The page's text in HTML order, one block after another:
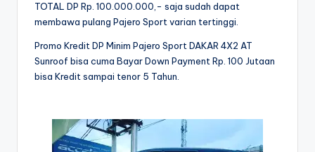
TOTAL DP Rp. 100.000.000,- saja sudah dapat
membawa pulang Pajero Sport varian tertinggi.
Promo Kredit DP Minim Pajero Sport DAKAR 4X2 AT
Sunroof bisa cuma Bayar Down Payment Rp. 100 Jutaan
bisa Kredit sampai tenor 5 Tahun.